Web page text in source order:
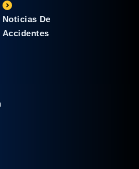
Noticias De
Accidentes